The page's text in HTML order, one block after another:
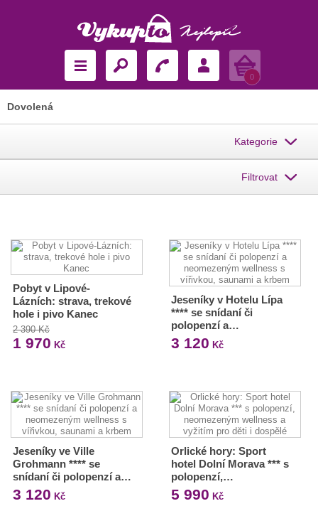
Košík
0
Dovolená
Kategorie
Filtrovat
Pobyt v Lipové-
Lázních: strava, trekové
hole i pivo Kanec
2 390 Kč
1 970 Kč
Jeseníky v Hotelu Lípa
**** se snídaní či
polopenzí a…
3 120 Kč
Jeseníky ve Ville
Grohmann **** se
snídaní či polopenzí a…
3 120 Kč
Orlické hory: Sport
hotel Dolní Morava *** s
polopenzí,…
5 990 Kč